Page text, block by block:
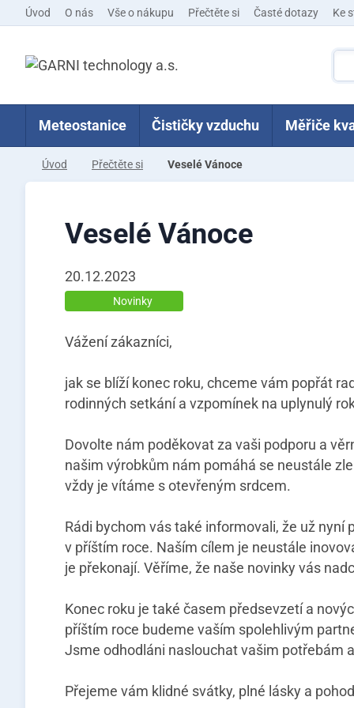
Úvod O nás Vše o nákupu Přečtěte si Časté dotazy Ke
Meteostanice Čističky vzduchu Měřiče
Úvod Přečtěte si Veselé Vánoce
Veselé Vánoce
20.12.2023
Novinky
Vážení zákazníci,
jak se blíží konec roku, chceme vám popřát
rodinných setkání a vzpomínek na uplynulý
Dovolte nám poděkovat za vaši podporu a
našim výrobkům nám pomáhá se neustále
vždy je vítáme s otevřeným srdcem.
Rádi bychom vás také informovali, že už
v příštím roce. Naším cílem je neustále
je překonají. Věříme, že naše novinky vás
Konec roku je také časem předsevzetí a
příštím roce budeme vaším spolehlivým
Jsme odhodláni naslouchat vašim potřebám
Přejeme vám klidné svátky, plné lásky a